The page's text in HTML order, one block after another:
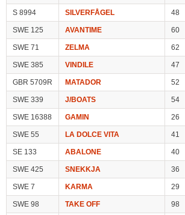
S 8994 SILVERFÅGEL 48
SWE 125 AVANTIME 60
SWE 71 ZELMA 62
SWE 385 VINDILE 47
GBR 5709R MATADOR 52
SWE 339 J/BOATS 54
SWE 16388 GAMIN 26
SWE 55 LA DOLCE VITA 41
SE 133 ABALONE 40
SWE 425 SNEKKJA 36
SWE 7 KARMA 29
SWE 98 TAKE OFF 98